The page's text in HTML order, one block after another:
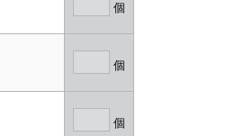
個
個
個